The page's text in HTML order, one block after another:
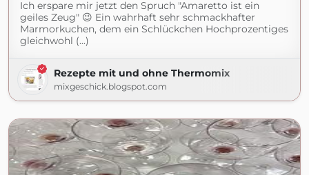
Ich erspare mir jetzt den Spruch "Amaretto ist ein
geiles Zeug" 😉 Ein wahrhaft sehr schmackhafter
Marmorkuchen, dem ein Schlückchen Hochprozentiges
gleichwohl (...)
Rezepte mit und ohne Thermomix
mixgeschick.blogspot.com